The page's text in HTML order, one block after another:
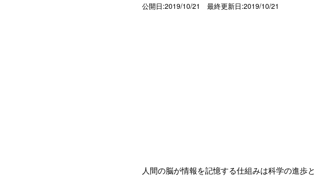
公開日:2019/10/21 最終更新日:2019/10/21
人間の脳が情報を記憶する仕組みは科学の進歩